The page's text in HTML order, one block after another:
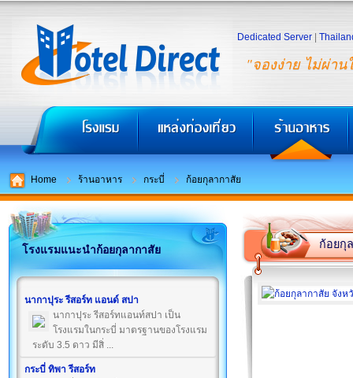
"จองง่าย ไม่ผ่าน
Dedicated Server
Home ร้านอาหาร กระบี่ ก้อยกุลากาสัย
โรงแรมแนะนำก้อยกุลากาสัย
นากาปุระ รีสอร์ท แอนด์ สปา
นากาปุระ รีสอร์ทแอนท์สปา เป็น
โรงแรมในกระบี่ มาตรฐานของโรงแรม
ระดับ 3.5 ดาว มีสิ่ ...
กระบี่ ทิพา รีสอร์ท
ก้อยกุ